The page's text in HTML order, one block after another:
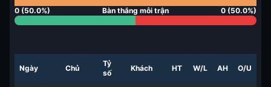
0 (50.0%) Bàn thắng mỗi trận 0 (50.0%)
Ngày Chủ
Tỷ
số
Khách HT W/L AH O/U